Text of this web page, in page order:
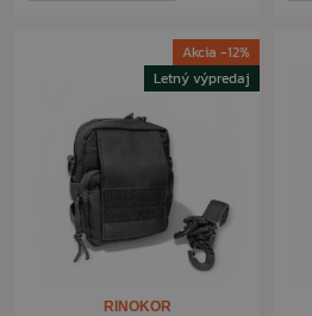
Akcia -12%
Letný výpredaj
RINOKOR